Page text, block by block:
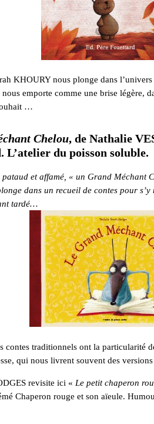
KHOURY nous plonge dans
emporte comme une brise légère,
…
Chelou, de Nathalie
L’atelier du poisson soluble.
pataud et affamé, « un Grand Méchant
dans un recueil de contes pour
tardé…
contes traditionnels ont la particularité
qui nous livrent souvent des
revisite ici « Le petit chaperon
Chaperon rouge et son aïeule.